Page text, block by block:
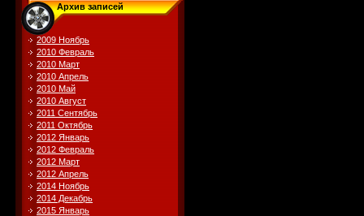
Архив записей
2009 Ноябрь
2010 Февраль
2010 Март
2010 Апрель
2010 Май
2010 Август
2011 Сентябрь
2011 Октябрь
2012 Январь
2012 Февраль
2012 Март
2012 Апрель
2014 Ноябрь
2014 Декабрь
2015 Январь